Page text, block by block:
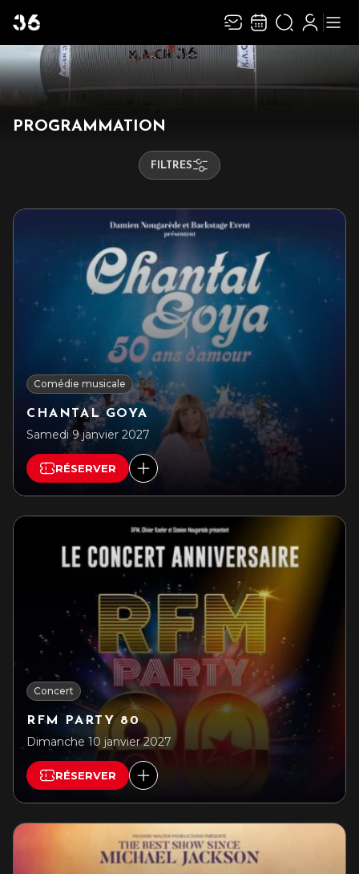
Recevez toute l’actualité en vous abonnant à
notre newsletter :
ENVOYER
consentement à tout moment. Pour en savoir plus, consultez notrepolitique de
PROGRAMMATION
FILTRES
Comédie musicale
CHANTAL GOYA
Samedi 9 janvier 2027
RÉSERVER
Concert
RFM PARTY 80
Dimanche 10 janvier 2027
RÉSERVER